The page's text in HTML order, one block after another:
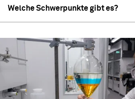
Welche Schwerpunkte gibt es?